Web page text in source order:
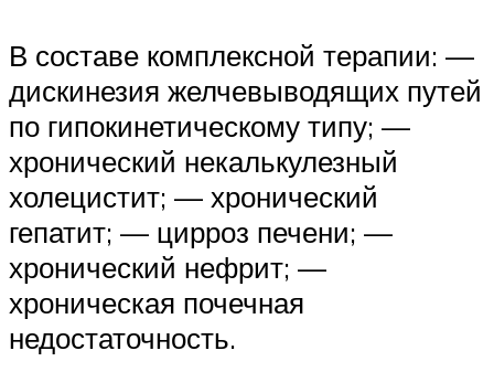
В составе комплексной терапии: —
дискинезия желчевыводящих путей
по гипокинетическому типу; —
хронический некалькулезный
холецистит; — хронический
гепатит; — цирроз печени; —
хронический нефрит; —
хроническая почечная
недостаточность.